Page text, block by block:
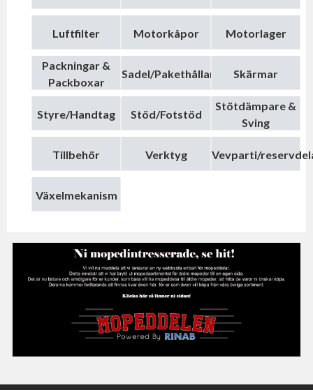
Luftfilter Motorkåpor Motorlager
Packningar &
Packboxar
Sadel/Pakethållare Skärmar
Styre/Handtag Stöd/Fotstöd
Stötdämpare &
Sving
Tillbehör Verktyg Vevparti/
Växelmekanism